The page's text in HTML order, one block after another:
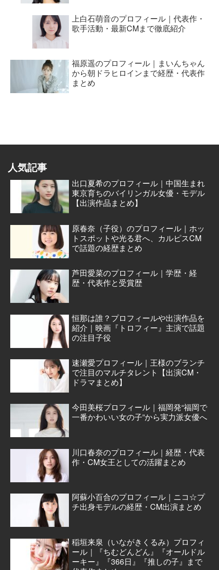
上白石萌音のプロフィール｜代表作・
歌手活動・最新CMまで徹底紹介
福原遥のプロフィール｜まいんちゃん
から朝ドラヒロインまで経歴・代表作
まとめ
人気記事
出口夏希のプロフィール｜中国生まれ
東京育ちのバイリンガル女優・モデル
【出演作品まとめ】
原春奈（子役）のプロフィール｜ホッ
トスポットや光る君へ、カルピスCM
で話題の経歴まとめ
芦田愛菜のプロフィール｜学歴・経
歴・代表作と受賞歴
恒那は誰？プロフィールや出演作品を
紹介｜映画『トロフィー』主演で話題
の注目子役
速瀬愛プロフィール｜王様のブランチ
で注目のマルチタレント【出演CM・
ドラマまとめ】
今田美桜プロフィール｜福岡発“福岡で
一番かわいい女の子”から実力派女優へ
川口春奈のプロフィール｜経歴・代表
作・CM女王としての活躍まとめ
阿蘇小百合のプロフィール｜ニコ☆プ
チ出身モデルの経歴・CM出演まとめ
稲垣来泉（いながきくるみ）プロフィ
ール｜『ちむどんどん』『オールドル
ーキー』『366日』『推しの子』まで